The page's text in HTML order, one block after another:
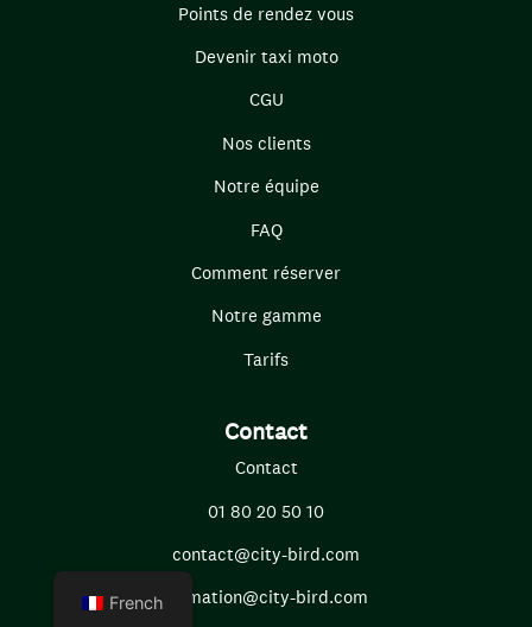
Points de rendez vous
Devenir taxi moto
CGU
Nos clients
Notre équipe
FAQ
Comment réserver
Notre gamme
Tarifs
Contact
Contact
01 80 20 50 10
contact@city-bird.com
formation@city-bird.com
French